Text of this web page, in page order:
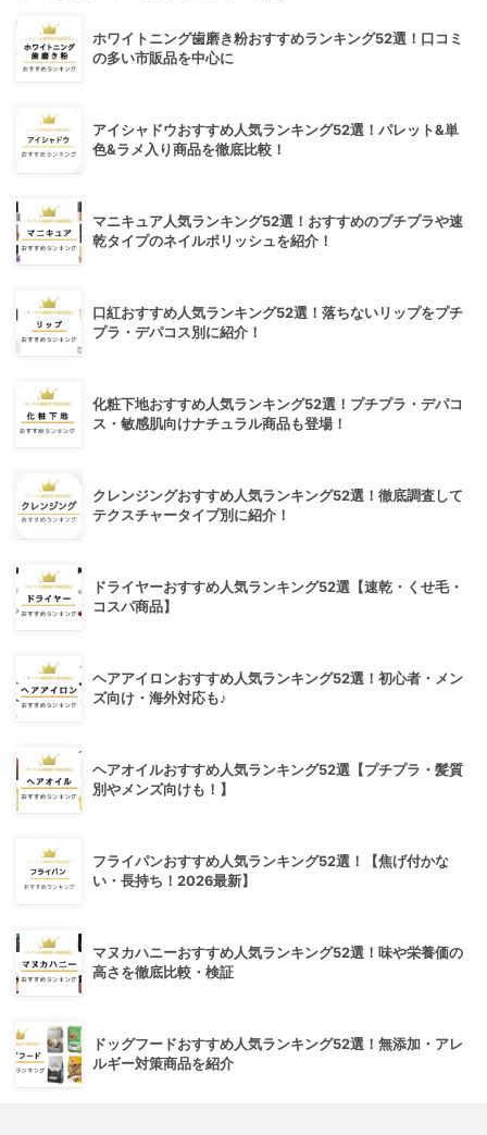
ホワイトニング歯磨き粉おすすめランキング52選！口コミ
の多い市販品を中心に
アイシャドウおすすめ人気ランキング52選！パレット&単
色&ラメ入り商品を徹底比較！
マニキュア人気ランキング52選！おすすめのプチプラや速
乾タイプのネイルポリッシュを紹介！
口紅おすすめ人気ランキング52選！落ちないリップをプチ
プラ・デパコス別に紹介！
化粧下地おすすめ人気ランキング52選！プチプラ・デパコ
ス・敏感肌向けナチュラル商品も登場！
クレンジングおすすめ人気ランキング52選！徹底調査して
テクスチャータイプ別に紹介！
ドライヤーおすすめ人気ランキング52選【速乾・くせ毛・
コスパ商品】
ヘアアイロンおすすめ人気ランキング52選！初心者・メン
ズ向け・海外対応も♪
ヘアオイルおすすめ人気ランキング52選【プチプラ・髪質
別やメンズ向けも！】
フライパンおすすめ人気ランキング52選！【焦げ付かな
い・長持ち！2026最新】
マヌカハニーおすすめ人気ランキング52選！味や栄養価の
高さを徹底比較・検証
ドッグフードおすすめ人気ランキング52選！無添加・アレ
ルギー対策商品を紹介